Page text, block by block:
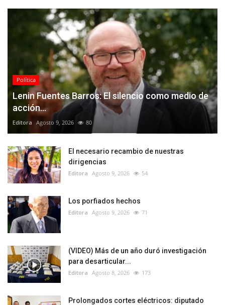
Política
Lenin Fuentes Barros: El silencio como medio de
acción...
Editora Agosto 9, 2026 80
El necesario recambio de nuestras
dirigencias
Editora Agosto 9, 2026 54
Los porfiados hechos
Editora Agosto 9, 2026 71
(VIDEO) Más de un año duró investigación
para desarticular...
Editora Agosto 8, 2026 173
Prolongados cortes eléctricos: diputado